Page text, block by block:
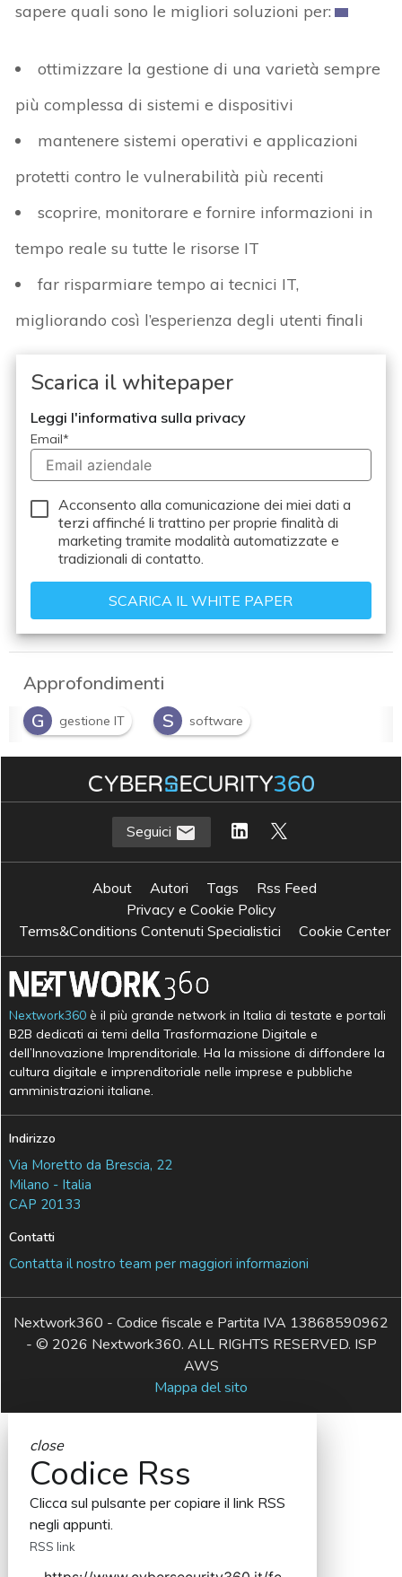
sapere quali sono le migliori soluzioni per:
ottimizzare la gestione di una varietà sempre
più complessa di sistemi e dispositivi
mantenere sistemi operativi e applicazioni
protetti contro le vulnerabilità più recenti
scoprire, monitorare e fornire informazioni in
tempo reale su tutte le risorse IT
far risparmiare tempo ai tecnici IT,
migliorando così l’esperienza degli utenti finali
Scarica il whitepaper
Leggi l'informativa sulla privacy
Email*
Acconsento alla comunicazione dei miei dati a
terzi affinché li trattino per proprie finalità di
marketing tramite modalità automatizzate e
tradizionali di contatto.
Approfondimenti
G
gestione IT S software
Seguici
About Autori Tags
Rss Feed
Privacy e Cookie Policy
Terms&Conditions Contenuti Specialistici
Cookie Center
Nextwork360 è il più grande network in Italia di testate e portali
B2B dedicati ai temi della Trasformazione Digitale e
dell’Innovazione Imprenditoriale. Ha la missione di diffondere la
cultura digitale e imprenditoriale nelle imprese e pubbliche
amministrazioni italiane.
Indirizzo
Via Moretto da Brescia, 22
Milano - Italia
CAP 20133
Contatti
Contatta il nostro team per maggiori informazioni
Nextwork360 - Codice fiscale e Partita IVA 13868590962
- © 2026 Nextwork360. ALL RIGHTS RESERVED. ISP
AWS
Mappa del sito
close
Codice Rss
Clicca sul pulsante per copiare il link RSS
negli appunti.
RSS link